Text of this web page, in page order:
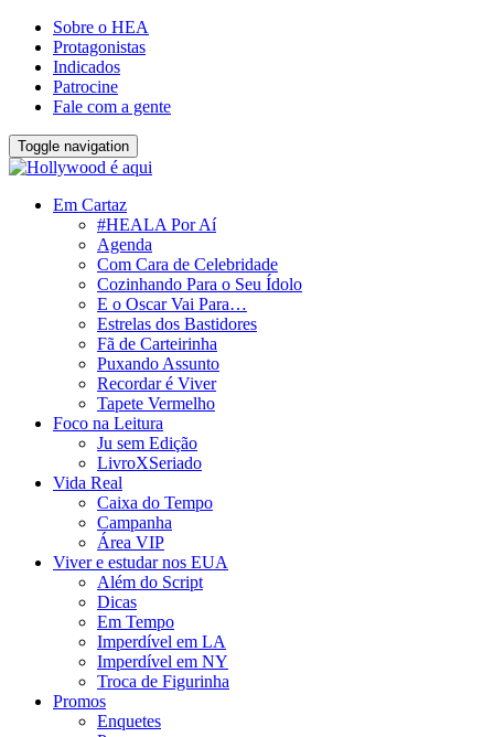
Sobre o HEA
Protagonistas
Indicados
Patrocine
Fale com a gente
Toggle navigation
Em Cartaz
#HEALA Por Aí
Agenda
Com Cara de Celebridade
Cozinhando Para o Seu Ídolo
E o Oscar Vai Para…
Estrelas dos Bastidores
Fã de Carteirinha
Puxando Assunto
Recordar é Viver
Tapete Vermelho
Foco na Leitura
Ju sem Edição
LivroXSeriado
Vida Real
Caixa do Tempo
Campanha
Área VIP
Viver e estudar nos EUA
Além do Script
Dicas
Em Tempo
Imperdível em LA
Imperdível em NY
Troca de Figurinha
Promos
Enquetes